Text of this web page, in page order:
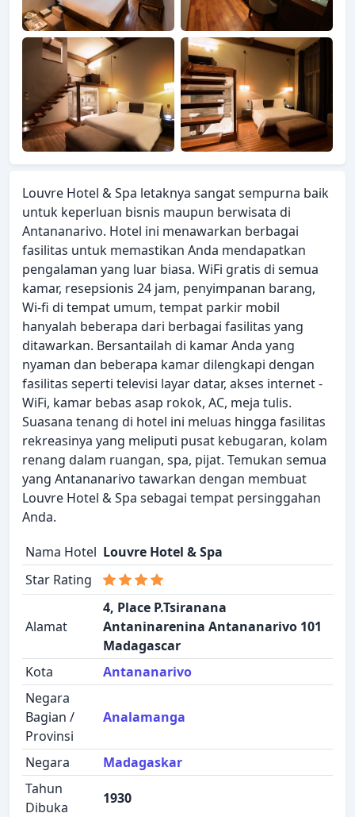
Louvre Hotel & Spa letaknya sangat sempurna baik
untuk keperluan bisnis maupun berwisata di
Antananarivo. Hotel ini menawarkan berbagai
fasilitas untuk memastikan Anda mendapatkan
pengalaman yang luar biasa. WiFi gratis di semua
kamar, resepsionis 24 jam, penyimpanan barang,
Wi-fi di tempat umum, tempat parkir mobil
hanyalah beberapa dari berbagai fasilitas yang
ditawarkan. Bersantailah di kamar Anda yang
nyaman dan beberapa kamar dilengkapi dengan
fasilitas seperti televisi layar datar, akses internet -
WiFi, kamar bebas asap rokok, AC, meja tulis.
Suasana tenang di hotel ini meluas hingga fasilitas
rekreasinya yang meliputi pusat kebugaran, kolam
renang dalam ruangan, spa, pijat. Temukan semua
yang Antananarivo tawarkan dengan membuat
Louvre Hotel & Spa sebagai tempat persinggahan
Anda.
Nama Hotel Louvre Hotel & Spa
Star Rating
Alamat
4, Place P.Tsiranana
Antaninarenina Antananarivo 101
Madagascar
Kota
Antananarivo
Negara
Bagian /
Provinsi
Analamanga
Negara
Madagaskar
Tahun
Dibuka
1930